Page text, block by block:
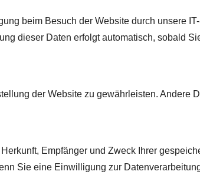
beim Besuch der Website durch unsere
dieser Daten erfolgt automatisch, sobald
der Website zu gewährleisten. Andere
Empfänger und Zweck Ihrer
Sie eine Einwilligung zur